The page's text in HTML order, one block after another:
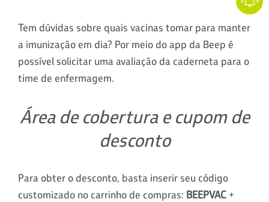
Tem dúvidas sobre quais vacinas tomar para manter
a imunização em dia? Por meio do app da Beep é
possível solicitar uma avaliação da caderneta para o
time de enfermagem.
Área de cobertura e cupom de
desconto
Para obter o desconto, basta inserir seu código
customizado no carrinho de compras: BEEPVAC +